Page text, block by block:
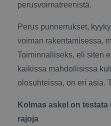
perusvoimatreenistä.
Perus punnerrukset,
voiman rakentamisessa,
Toiminnalliseks, eli siten
kaikissa mahdollisissa
olosuhteissa, on eri asia.
Kolmas askel on
rajoja